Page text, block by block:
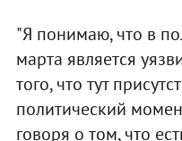
"Я понимаю, что в
марта является
того, что тут
политический
говоря о том, что